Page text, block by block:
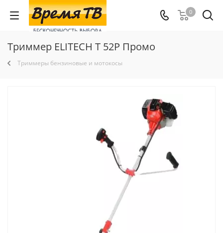
0
Триммер ELITECH Т 52Р Промо
Триммеры бензиновые и мотокосы